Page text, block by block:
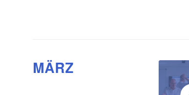
MÄRZ